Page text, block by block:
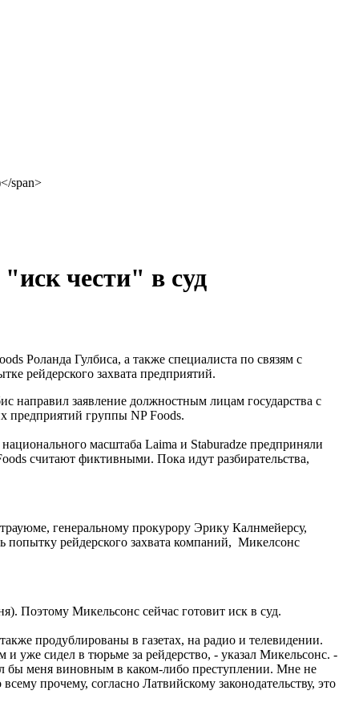
чести" в суд
Роланда Гулбиса, а также специалиста по связям с
рейдерского захвата предприятий.
направил заявление должностным лицам государства с
предприятий группы NP Foods.
масштаба Laima и Staburadze предприняли
считают фиктивными. Пока идут разбирательства,
генеральному прокурору Эрику Калнмейерсу,
рейдерского захвата компаний, Микелсонс
Поэтому Микельсонс сейчас готовит иск в суд.
продублированы в газетах, на радио и телевидении.
уже сидел в тюрьме за рейдерство, - указал Микельсонс. -
бы меня виновным в каком-либо преступлении. Мне не
прочему, согласно Латвийскому законодательству, это